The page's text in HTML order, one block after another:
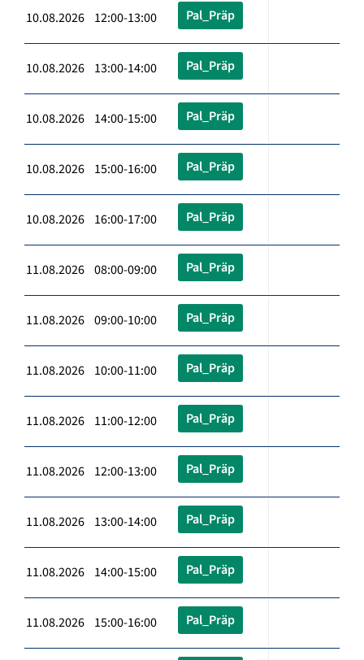
10.08.2026 12:00-13:00 Pal_Präp
10.08.2026 13:00-14:00 Pal_Präp
10.08.2026 14:00-15:00 Pal_Präp
10.08.2026 15:00-16:00 Pal_Präp
10.08.2026 16:00-17:00 Pal_Präp
11.08.2026 08:00-09:00 Pal_Präp
11.08.2026 09:00-10:00 Pal_Präp
11.08.2026 10:00-11:00 Pal_Präp
11.08.2026 11:00-12:00 Pal_Präp
11.08.2026 12:00-13:00 Pal_Präp
11.08.2026 13:00-14:00 Pal_Präp
11.08.2026 14:00-15:00 Pal_Präp
11.08.2026 15:00-16:00 Pal_Präp